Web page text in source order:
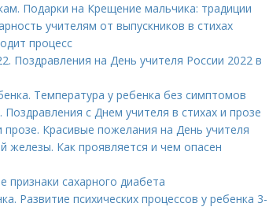
Подарки на Крещение мальчика: традиции
учителям от выпускников в стихах
процесс
Поздравления на День учителя России 2022 в
Температура у ребенка без симптомов
с Днем учителя в стихах и прозе
прозе. Красивые пожелания на День учителя
железы. Как проявляется и чем опасен
признаки сахарного диабета
Развитие психических процессов у ребенка 3-